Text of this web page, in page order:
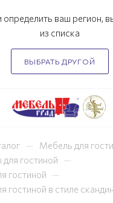
ваш регион,
из списка
ВЫБРАТЬ ДРУГОЙ
— Мебель для
гостиной —
гостиной —
гостиной в стиле